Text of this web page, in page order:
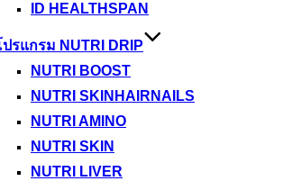
ID HEALTHSPAN
ปรแกรม NUTRI DRIP
NUTRI BOOST
NUTRI SKINHAIRNAILS
NUTRI AMINO
NUTRI SKIN
NUTRI LIVER